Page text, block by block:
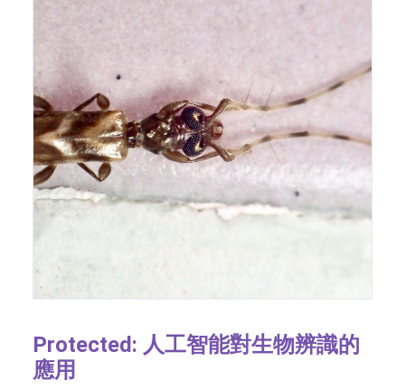
Protected: 人工智能對生物辨識的
應用